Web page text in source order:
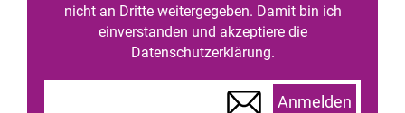
nicht an Dritte weitergegeben. Damit bin ich
einverstanden und akzeptiere die
Datenschutzerklärung.
Anmelden